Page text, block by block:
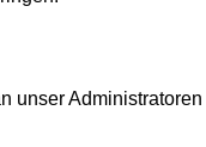
unser Administratoren